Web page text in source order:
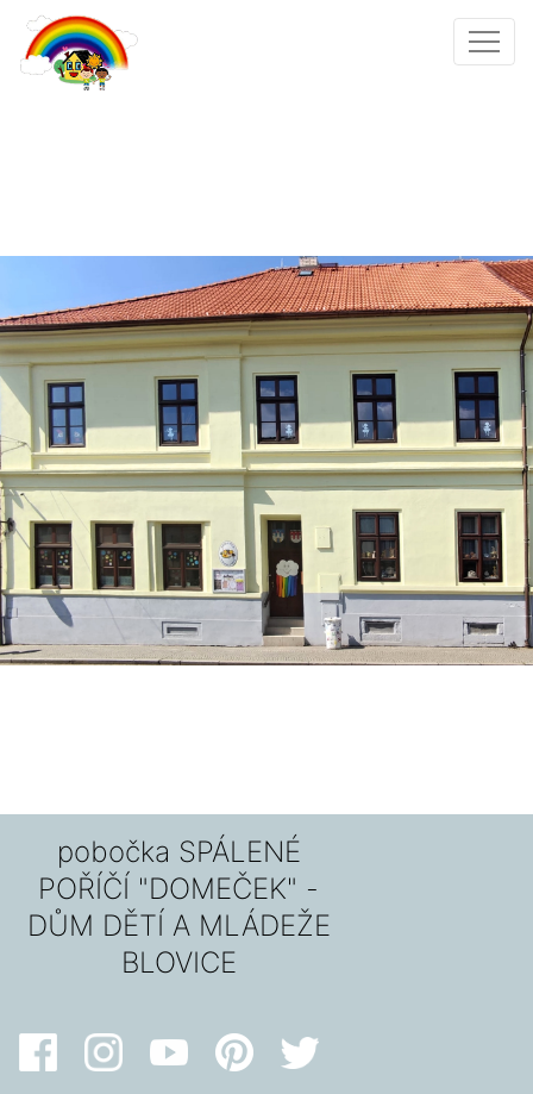
pobočka SPÁLENÉ
POŘÍČÍ "DOMEČEK" -
DŮM DĚTÍ A MLÁDEŽE
BLOVICE